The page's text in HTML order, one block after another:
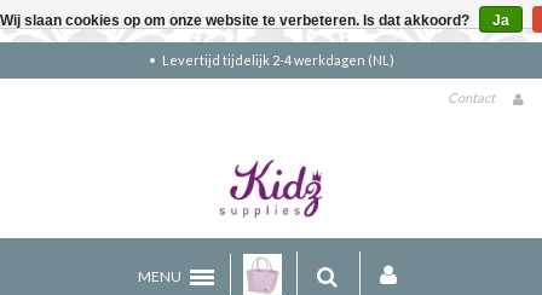
Gratis verzending boven €90 (NL)
Contact
MENU
Wij slaan cookies op om onze website te verbeteren. Is dat akkoord? Ja